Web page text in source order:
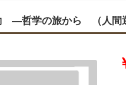
―哲学の旅から （人間